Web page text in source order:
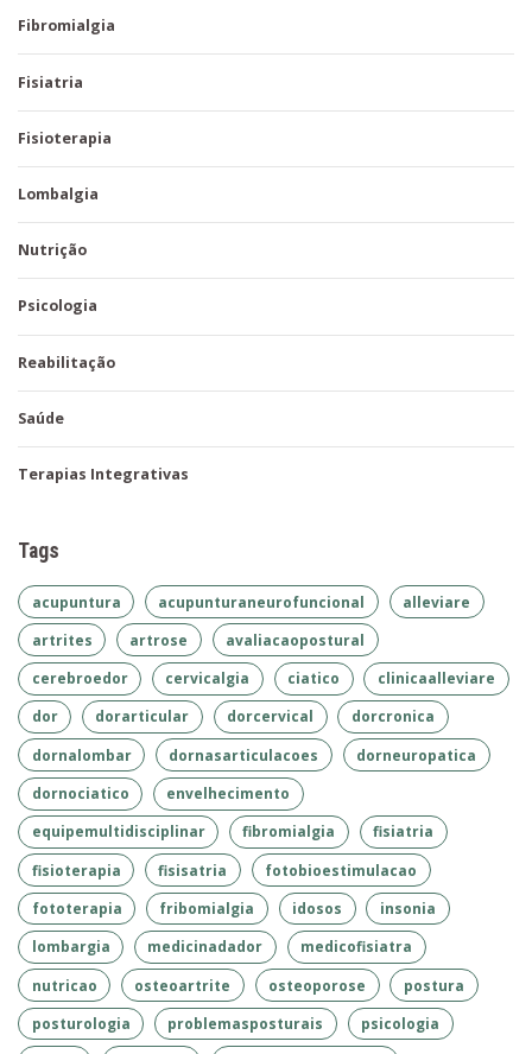
Fibromialgia
Fisiatria
Fisioterapia
Lombalgia
Nutrição
Psicologia
Reabilitação
Saúde
Terapias Integrativas
Tags
acupuntura acupunturaneurofuncional
alleviare
artrites
artrose
avaliacaopostural
cerebroedor
cervicalgia ciatico
clinicaalleviare
dor
dorarticular dorcervical
dorcronica
dornalombar
dornasarticulacoes
dorneuropatica
dornociatico
envelhecimento
equipemultidisciplinar
fibromialgia
fisiatria
fisioterapia
fisisatria
fotobioestimulacao
fototerapia
fribomialgia idosos
insonia
lombargia
medicinadador
medicofisiatra
nutricao
osteoartrite osteoporose
postura
posturologia
problemasposturais
psicologia